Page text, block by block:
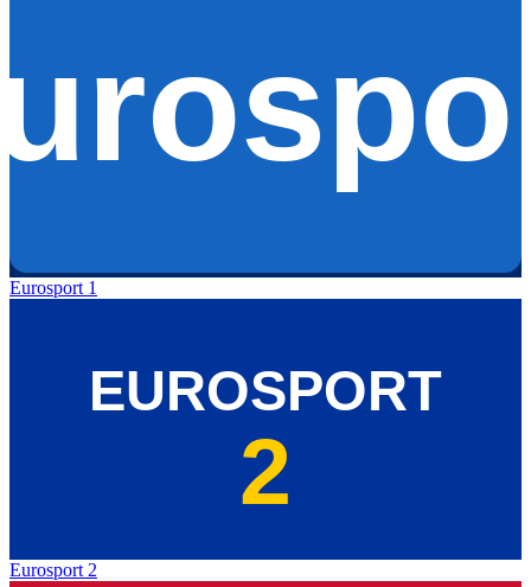
Eurosport 1
Eurosport 2